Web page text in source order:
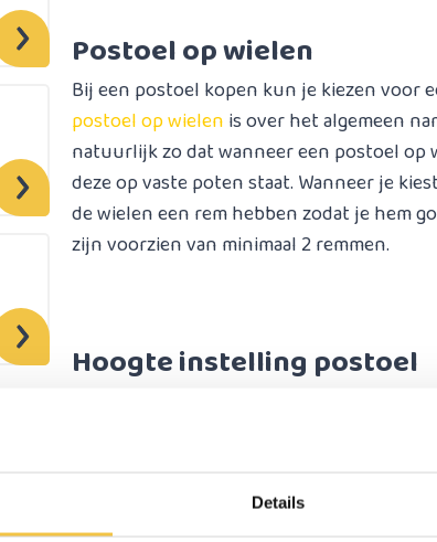
Details
Postoel op wielen
Bij een postoel kopen kun je kiezen voor
postoel op wielen is over het algemeen
natuurlijk zo dat wanneer een postoel op
deze op vaste poten staat. Wanneer je
de wielen een rem hebben zodat je hem
zijn voorzien van minimaal 2 remmen.
Hoogte instelling postoel
De hoogte instelling van een postoel
kan opstaan vanuit de postoel is het
zithoogte belangrijk zijn om goed te
. Inklapbare postoelen
weet of dit gewenst is.